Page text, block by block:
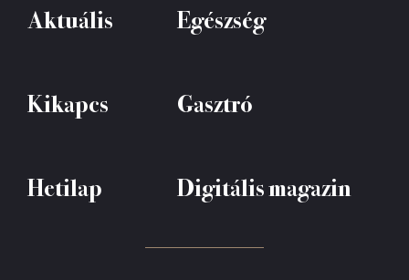
Aktuális Egészség
Kikapcs Gasztró
Hetilap Digitális magazin